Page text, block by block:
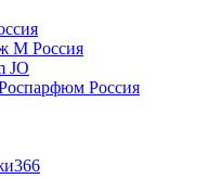
366